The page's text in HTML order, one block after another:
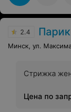
2.4
Минск, ул.
Стрижка
Цена по